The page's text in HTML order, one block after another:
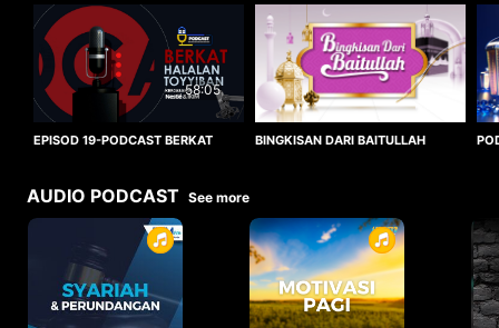
58:05
EPISOD 19-PODCAST BERKAT
BINGKISAN DARI BAITULLAH
AUDIO PODCAST See more